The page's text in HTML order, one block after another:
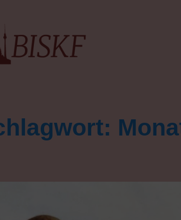
Institiut für Staat-Kirche-Forschung